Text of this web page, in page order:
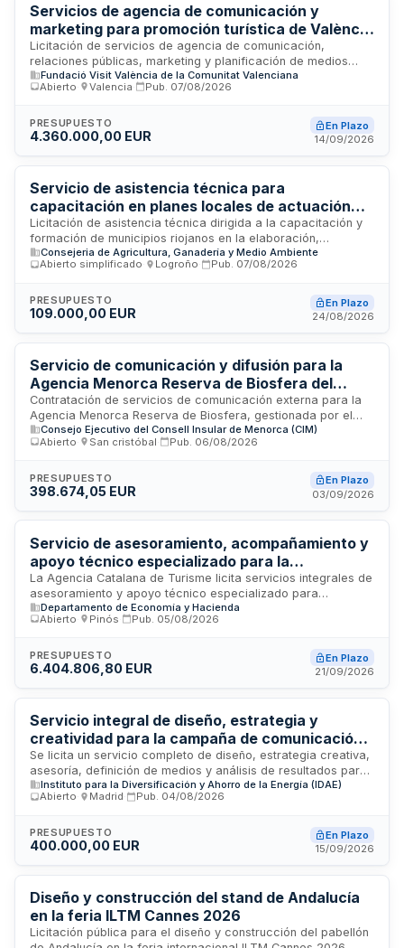
Servicios de agencia de comunicación y
marketing para promoción turística de València
en mercados europeos y americanos
Licitación de servicios de agencia de comunicación,
relaciones públicas, marketing y planificación de medios
para la promoción turística de la ciudad y provincia de
València en mercados prioritarios europeos y americanos.
posicionamiento, desarrollo, ejecución y optimización de
acciones de promoción turística, aportando propuestas
los objetivos de la Fundación Visit València.
Fundació Visit València de la Comunitat Valenciana
Abierto
Valencia Pub. 07/08/2026
PRESUPUESTO
4.360.000,00 EUR
En Plazo
14/09/2026
Servicio de asistencia técnica para
capacitación en planes locales de actuación
ante altas temperaturas en municipios de La
Rioja
Licitación de asistencia técnica dirigida a la capacitación y
formación de municipios riojanos en la elaboración,
promoción y aplicación de planes locales de actuación ante
altas temperaturas. El servicio, financiado por la Comunidad
Ambiental y Recursos Hídricos, pretende fortalecer la
preparación de los gobiernos locales frente a eventos de
especializado, diseño de instrumentos de planificación y
transferencia de conocimiento técnico adaptado a las
particularidades de cada municipio riojano.
Consejeria de Agricultura, Ganadería y Medio Ambiente
Abierto simplificado
Logroño Pub. 07/08/2026
PRESUPUESTO
109.000,00 EUR
En Plazo
24/08/2026
Servicio de comunicación y difusión para la
Agencia Menorca Reserva de Biosfera del
Consell Insular de Menorca
Contratación de servicios de comunicación externa para la
Agencia Menorca Reserva de Biosfera, gestionada por el
Consell Insular de Menorca. El servicio comprende la gestión
integral de redes sociales, actualización de perfiles,
seguidores, ampliación de suscriptores mediante estrategia
de marketing digital, y administración de espacios web
medios de comunicación externos con criterios de eficiencia
y transparencia, requiriendo presentación de presupuestos
previos y justificación de pagos para seguimiento
administrativo.
Consejo Ejecutivo del Consell Insular de Menorca (CIM)
Abierto
San cristóbal Pub. 06/08/2026
PRESUPUESTO
398.674,05 EUR
En Plazo
03/09/2026
Servicio de asesoramiento, acompañamiento y
apoyo técnico especializado para la
implementación de estrategia de comunicación
integrada de marca en canales digitales B2C -
Agencia Catalana de Turismo
La Agencia Catalana de Turisme licita servicios integrales de
asesoramiento y apoyo técnico especializado para
implementar y ejecutar su estrategia de comunicación de
marca en canales digitales orientados a consumidores
Plan de Marketing Catalunya en sus líneas de promoción
digital, proporcionando consultoría, definición y ejecución de
centros de promoción turística internacionales y soporte en
seguimiento, control y reporting de acciones comunicativas.
Departamento de Economía y Hacienda
Abierto
Pinós Pub. 05/08/2026
PRESUPUESTO
6.404.806,80 EUR
En Plazo
21/09/2026
Servicio integral de diseño, estrategia y
creatividad para la campaña de comunicación
institucional sobre climatización sostenible del
Instituto para la Diversificación y Ahorro de la
Energía
Se licita un servicio completo de diseño, estrategia creativa,
asesoría, definición de medios y análisis de resultados para
la campaña de publicidad institucional titulada Climatización
Sostenible: La Bomba de Calor. El Instituto para la
empresa especializada en comunicación y marketing con
experiencia demostrada en campañas para organismos
comunicación, desde la conceptualización estratégica hasta
la medición del impacto de la campaña.
Instituto para la Diversificación y Ahorro de la Energía (IDAE)
Abierto
Madrid Pub. 04/08/2026
PRESUPUESTO
400.000,00 EUR
En Plazo
15/09/2026
Diseño y construcción del stand de Andalucía
en la feria ILTM Cannes 2026
Licitación pública para el diseño y construcción del pabellón